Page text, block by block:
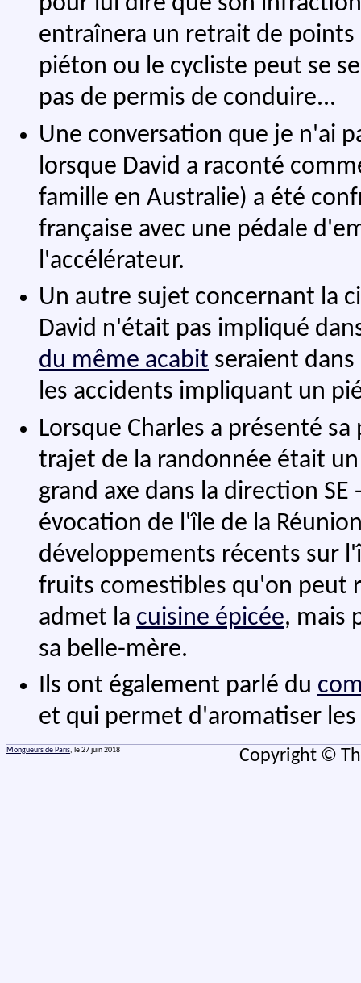
entraînera un retrait de
piéton ou le cycliste peut se
pas de permis de conduire...
Une conversation que je n'ai
lorsque David a raconté
famille en Australie) a été
française avec une pédale
l'accélérateur.
Un autre sujet concernant la
David n'était pas impliqué
du même acabit seraient
les accidents impliquant un
Lorsque Charles a présenté
trajet de la randonnée était
grand axe dans la direction
évocation de l'île de la
développements récents sur
fruits comestibles qu'on peut
admet la cuisine épicée, mais
sa belle-mère.
Ils ont également parlé du
et qui permet d'aromatiser les
Mongueurs de Paris, le 27 juin 2018 Copyright ©